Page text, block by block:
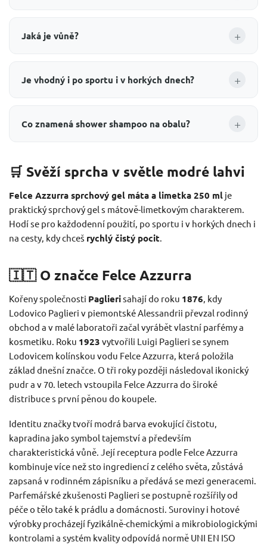
Jaká je vůně? +
Je vhodný i po sportu i v horkých dnech? +
Co znamená shower shampoo na obalu? +
🛒 Svěží sprcha v světle modré lahvi
Felce Azzurra sprchový gel máta a limetka 250 ml je
praktický sprchový gel s mátově-limetkovým charakterem.
Hodí se pro každodenní použití, po sportu i v horkých dnech i
na cesty, kdy chceš rychlý čistý pocit.
🇮🇹 O značce Felce Azzurra
Kořeny společnosti Paglierisahají do roku 1876 , kdy
Lodovico Paglieri v piemontské Alessandrii převzal rodinný
obchod a v malé laboratoři začal vyrábět vlastní parfémy a
kosmetiku. Roku 1923 vytvořili Luigi Paglieri se synem
Lodovicem kolínskou vodu Felce Azzurra, která položila
základ dnešní značce. O tři roky později následoval ikonický
pudr a v 70. letech vstoupila Felce Azzurra do široké
distribuce s první pěnou do koupele.
Identitu značky tvoří modrá barva evokující čistotu,
kapradina jako symbol tajemství a především
charakteristická vůně. Její receptura podle Felce Azzurra
kombinuje více než sto ingrediencí z celého světa, zůstává
zapsaná v rodinném zápisníku a předává se mezi generacemi.
Parfemářské zkušenosti Paglieri se postupně rozšířily od
péče o tělo také k prádlu a domácnosti. Suroviny i hotové
výrobky procházejí fyzikálně-chemickými a mikrobiologickými
kontrolami a systém kvality odpovídá normě UNI EN ISO